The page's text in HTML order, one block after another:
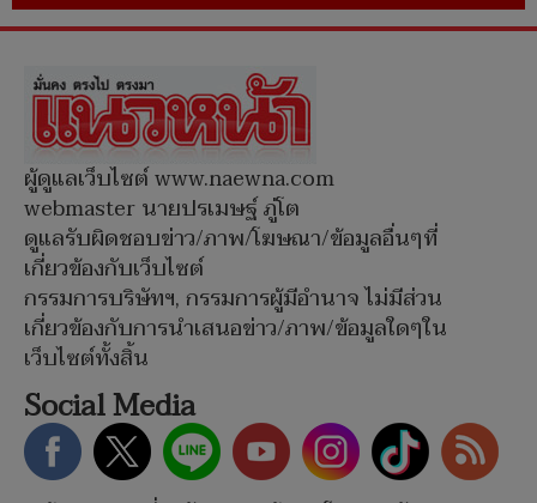
ผู้ดูแลเว็บไซต์ www.naewna.com
webmaster นายปรเมษฐ์ ภู่โต
ดูแลรับผิดชอบข่าว/ภาพ/โฆษณา/ข้อมูลอื่นๆที่
เกี่ยวข้องกับเว็บไซต์
กรรมการบริษัทฯ, กรรมการผู้มีอำนาจ ไม่มีส่วน
เกี่ยวข้องกับการนำเสนอข่าว/ภาพ/ข้อมูลใดๆใน
เว็บไซต์ทั้งสิ้น
Social Media